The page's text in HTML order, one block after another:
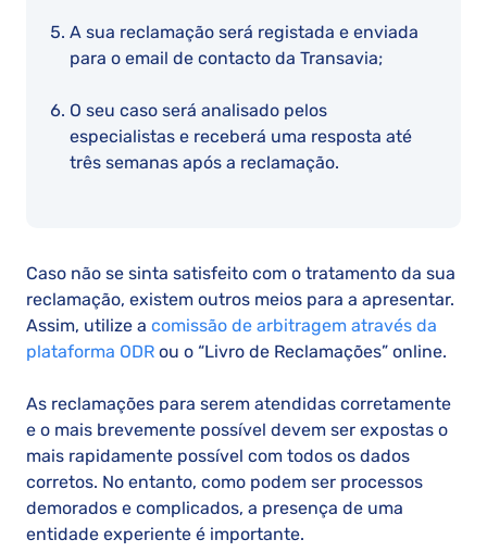
A sua reclamação será registada e enviada
para o email de contacto da Transavia;
O seu caso será analisado pelos
especialistas e receberá uma resposta até
três semanas após a reclamação.
Caso não se sinta satisfeito com o tratamento da sua
reclamação, existem outros meios para a apresentar.
Assim, utilize a comissão de arbitragem através da
plataforma ODR ou o “Livro de Reclamações” online.
As reclamações para serem atendidas corretamente
e o mais brevemente possível devem ser expostas o
mais rapidamente possível com todos os dados
corretos. No entanto, como podem ser processos
demorados e complicados, a presença de uma
entidade experiente é importante.